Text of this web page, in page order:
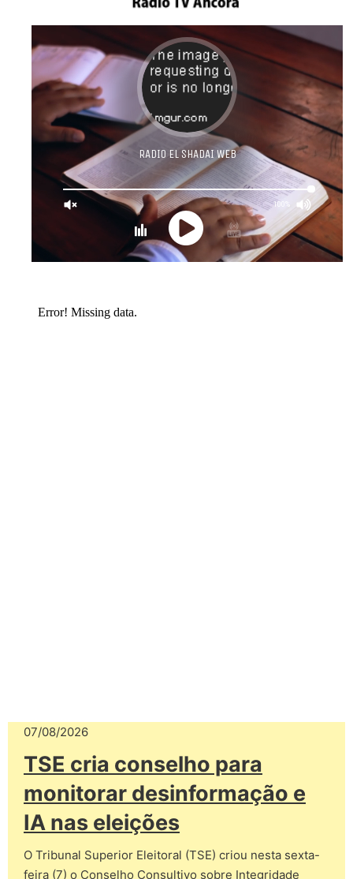
07/08/2026
TSE cria conselho para
monitorar desinformação e
IA nas eleições
O Tribunal Superior Eleitoral (TSE) criou nesta sexta-
feira (7) o Conselho Consultivo sobre Integridade